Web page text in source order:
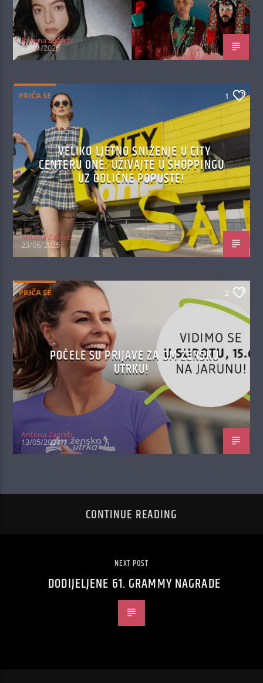
Antena Zagreb
29/01/2026
PRIČA SE 1
VELIKO LJETNO SNIŽENJE U CITY
CENTERU ONE: UŽIVAJTE U SHOPPINGU
UZ ODLIČNE POPUSTE!
Antena Zagreb
23/06/2025
PRIČA SE 2
POČELE SU PRIJAVE ZA DM ŽENSKU
UTRKU!
Antena Zagreb
13/05/2024
CONTINUE READING
NEXT POST
DODIJELJENE 61. GRAMMY NAGRADE